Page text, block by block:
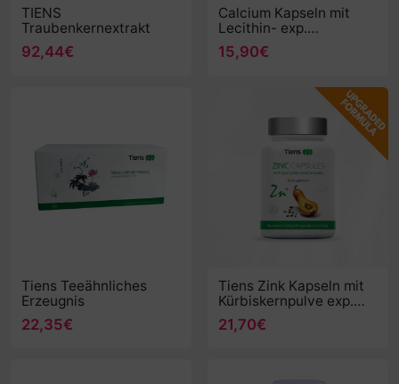
TIENS
Traubenkernextrakt
92,44€
Calcium Kapseln mit
Lecithin- exp.
31.12.2026
15,90€
Tiens Teeähnliches
Erzeugnis
22,35€
Tiens Zink Kapseln mit
Kürbiskernpulve exp.
31.08.2026
21,70€